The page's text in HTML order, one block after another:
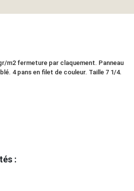
m2 fermeture par claquement. Panneau
4 pans en filet de couleur. Taille 7 1/4.
: